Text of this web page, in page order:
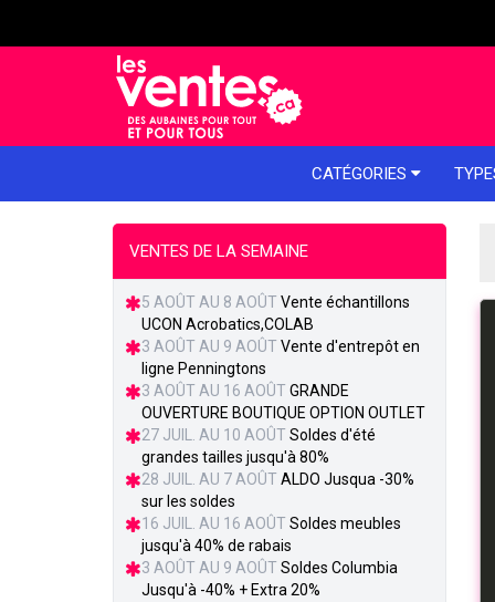
CATÉGORIES
VENTES DE LA SEMAINE
5 AOÛT AU 8 AOÛT Vente échantillons
UCON Acrobatics,COLAB
3 AOÛT AU 9 AOÛT Vente d'entrepôt en
ligne Penningtons
3 AOÛT AU 16 AOÛT GRANDE
OUVERTURE BOUTIQUE OPTION OUTLET
27 JUIL. AU 10 AOÛT Soldes d'été
grandes tailles jusqu'à 80%
28 JUIL. AU 7 AOÛT ALDO Jusqua -30%
sur les soldes
16 JUIL. AU 16 AOÛT Soldes meubles
jusqu'à 40% de rabais
3 AOÛT AU 9 AOÛT Soldes Columbia
Jusqu'à -40% + Extra 20%